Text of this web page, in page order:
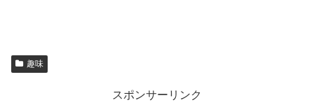
趣味
スポンサーリンク